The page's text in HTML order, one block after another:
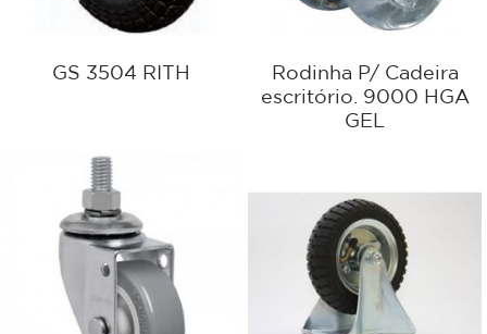
GS 3504 RITH
Rodinha P/ Cadeira
escritório. 9000 HGA
GEL